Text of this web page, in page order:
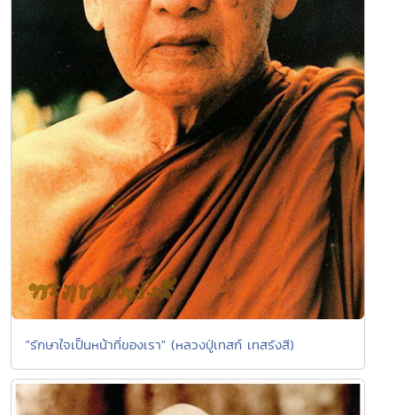
"รักษาใจเป็นหน้าที่ของเรา" (หลวงปู่เทสก์ เทสรังสี)